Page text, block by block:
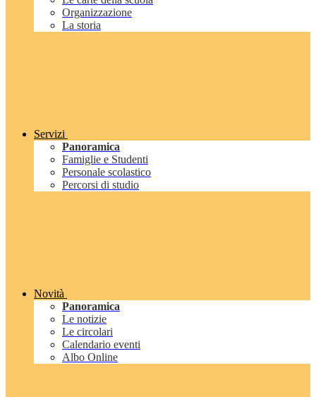
Organizzazione
La storia
Servizi
Panoramica
Famiglie e Studenti
Personale scolastico
Percorsi di studio
Novità
Panoramica
Le notizie
Le circolari
Calendario eventi
Albo Online